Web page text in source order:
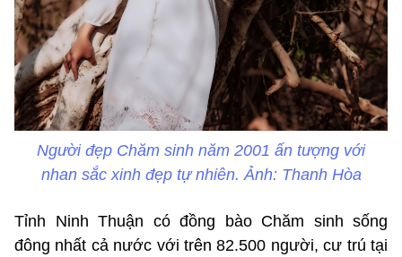
Người đẹp Chăm sinh năm 2001 ấn tượng với
nhan sắc xinh đẹp tự nhiên. Ảnh: Thanh Hòa
Tỉnh Ninh Thuận có đồng bào Chăm sinh sống
đông nhất cả nước với trên 82.500 người, cư trú tại